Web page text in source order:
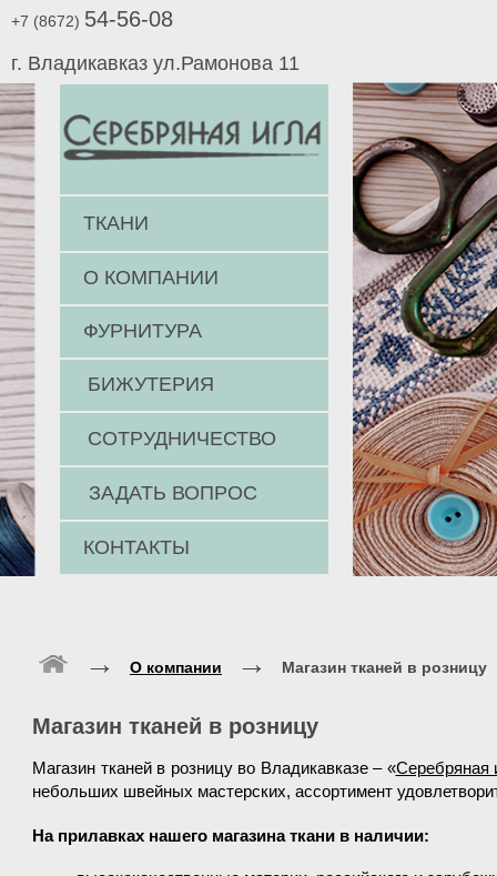
+7 (8672) 54-56-08
г. Владикавказ ул.Рамонова 11
ТКАНИ
О КОМПАНИИ
ФУРНИТУРА
БИЖУТЕРИЯ
СОТРУДНИЧЕСТВО
ЗАДАТЬ ВОПРОС
КОНТАКТЫ
→ О компании → Магазин тканей в розницу
Магазин тканей в розницу
Магазин тканей в розницу во Владикавказе – «Серебряная
небольших швейных мастерских, ассортимент
На прилавках нашего магазина ткани в наличии: